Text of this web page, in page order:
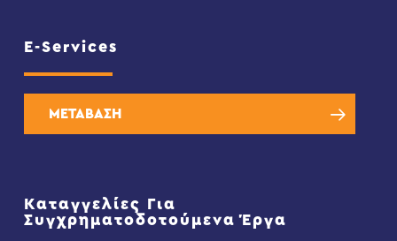
E-Services
ΜΕΤΑΒΑΣΗ
Καταγγελίες Για
Συγχρηματοδοτούμενα Έργα